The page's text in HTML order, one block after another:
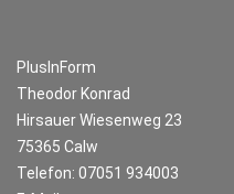
PlusInForm
Theodor Konrad
Hirsauer Wiesenweg 23
75365 Calw
Telefon: 07051 934003